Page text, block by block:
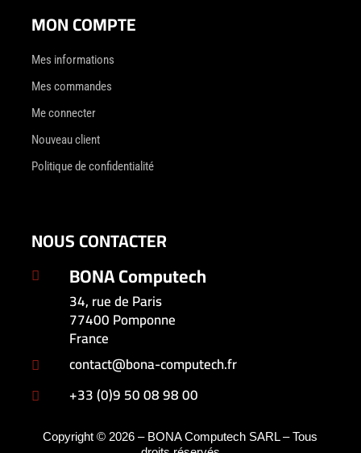
MON COMPTE
Mes informations
Mes commandes
Me connecter
Nouveau client
Politique de confidentialité
NOUS CONTACTER
 BONA Computech
34, rue de Paris
77400 Pomponne
France
 contact@bona-computech.fr
 +33 (0)9 50 08 98 00
Copyright © 2026 – BONA Computech SARL – Tous